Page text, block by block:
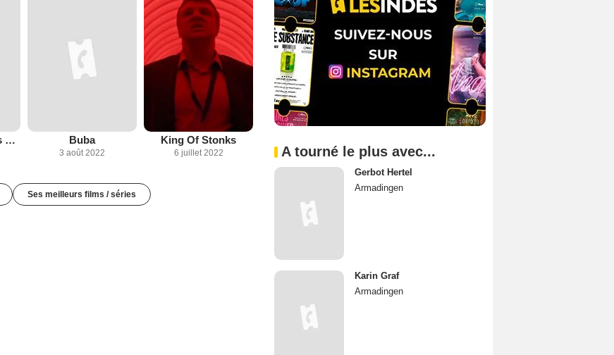
Cyberbunker : Les dessous du darknet Buba
3 août 2022
King Of Stonks
6 juillet 2022
Ses meilleurs films / séries
A tourné le plus avec...
Gerbot Hertel
Armadingen
Karin Graf
Armadingen